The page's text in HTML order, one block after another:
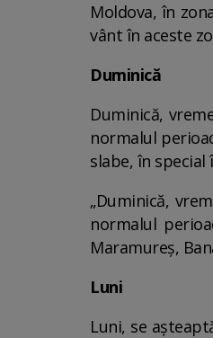
Moldova, în
vânt în aceste
Duminică
Duminică,
normalul
slabe, în
„Duminică,
normalul
Maramureș,
Luni
Luni, se